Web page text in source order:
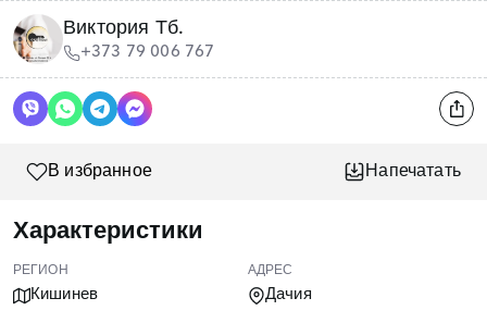
Виктория Тб.
+373 79 006 767
В избранное Напечатать
Характеристики
РЕГИОН
Кишинев
АДРЕС
Дачия